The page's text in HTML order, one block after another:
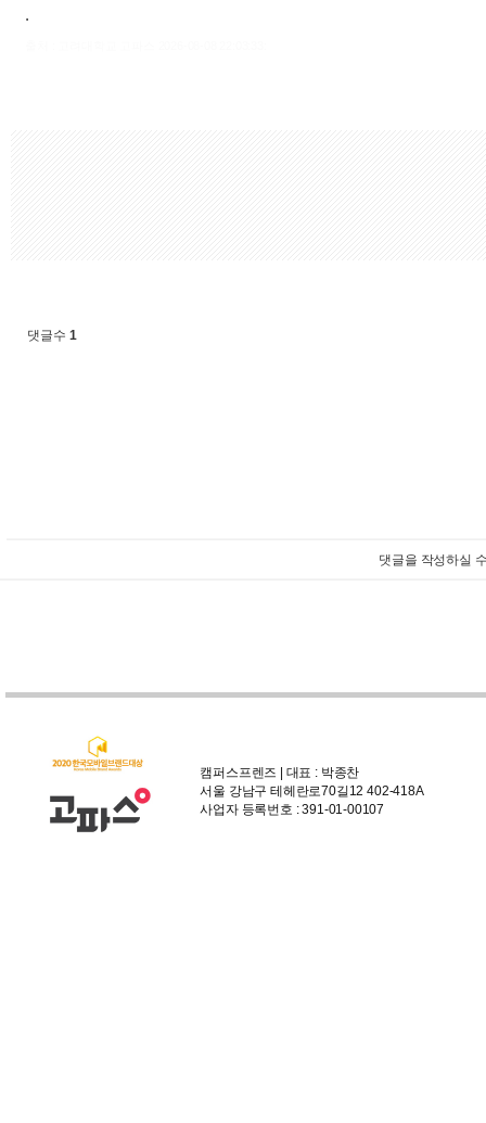
.
댓글수 1
댓글을 작성하실
캠퍼스프렌즈 | 대표 : 박종찬
서울 강남구 테헤란로70길12 402-418A
사업자 등록번호 : 391-01-00107